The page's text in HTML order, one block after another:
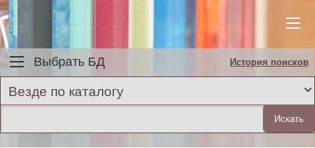
Выбрать БД История поисков
Везде по каталогу